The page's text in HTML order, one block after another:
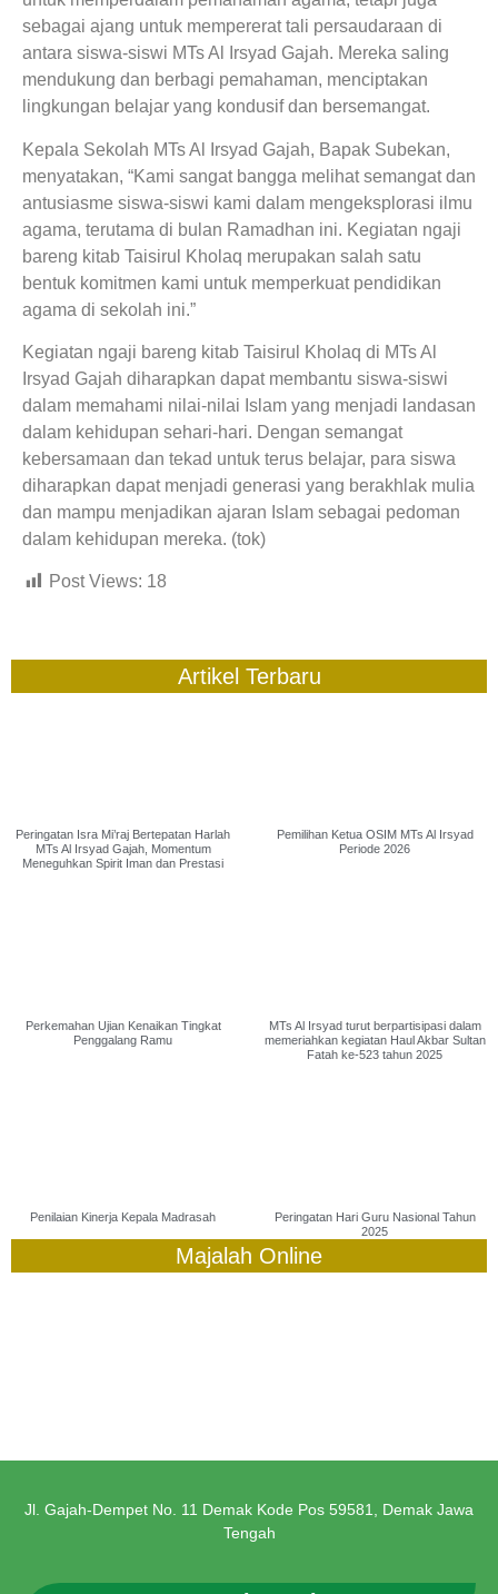
sebagai ajang untuk mempererat tali persaudaraan di
antara siswa-siswi MTs Al Irsyad Gajah. Mereka saling
mendukung dan berbagi pemahaman, menciptakan
lingkungan belajar yang kondusif dan bersemangat.
Kepala Sekolah MTs Al Irsyad Gajah, Bapak Subekan,
menyatakan, “Kami sangat bangga melihat semangat dan
antusiasme siswa-siswi kami dalam mengeksplorasi ilmu
agama, terutama di bulan Ramadhan ini. Kegiatan ngaji
bareng kitab Taisirul Kholaq merupakan salah satu
bentuk komitmen kami untuk memperkuat pendidikan
agama di sekolah ini.”
Kegiatan ngaji bareng kitab Taisirul Kholaq di MTs Al
Irsyad Gajah diharapkan dapat membantu siswa-siswi
dalam memahami nilai-nilai Islam yang menjadi landasan
dalam kehidupan sehari-hari. Dengan semangat
kebersamaan dan tekad untuk terus belajar, para siswa
diharapkan dapat menjadi generasi yang berakhlak mulia
dan mampu menjadikan ajaran Islam sebagai pedoman
dalam kehidupan mereka. (tok)
Post Views: 18
Artikel Terbaru
Peringatan Isra Mi’raj Bertepatan Harlah
MTs Al Irsyad Gajah, Momentum
Meneguhkan Spirit Iman dan Prestasi
Pemilihan Ketua OSIM MTs Al Irsyad
Periode 2026
Perkemahan Ujian Kenaikan Tingkat
Penggalang Ramu
MTs Al Irsyad turut berpartisipasi dalam
memeriahkan kegiatan Haul Akbar Sultan
Fatah ke-523 tahun 2025
Penilaian Kinerja Kepala Madrasah
Peringatan Hari Guru Nasional Tahun
2025
Majalah Online
Jl. Gajah-Dempet No. 11 Demak Kode Pos 59581, Demak Jawa
Tengah